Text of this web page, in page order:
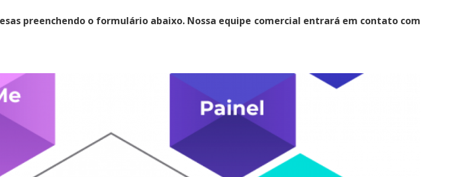
preenchendo o formulário abaixo. Nossa equipe comercial entrará em contato com